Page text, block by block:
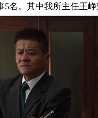
5名。其中我所主任王峥